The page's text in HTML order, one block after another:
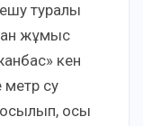
туралы
жұмыс
кен
метр су
осы